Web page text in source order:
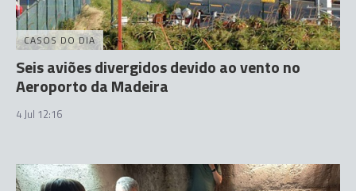
CASOS DO DIA
Seis aviões divergidos devido ao vento no
Aeroporto da Madeira
4 Jul 12:16